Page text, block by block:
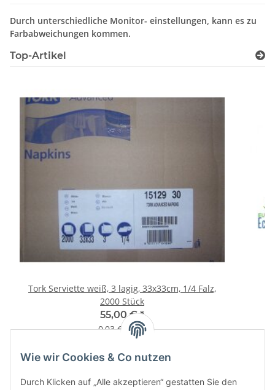
Wie wir Cookies & Co nutzen
Durch Klicken auf „Alle akzeptieren“ gestatten Sie den
Durch unterschiedliche Monitor- einstellungen, kann es zu
Farbabweichungen kommen.
Top-Artikel
Tork Serviette weiß, 3 lagig, 33x33cm, 1/4 Falz,
2000 Stück
55,00 €*
0,03 € pro 1